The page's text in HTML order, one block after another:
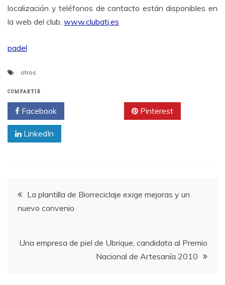
localización y teléfonos de contacto están disponibles en
la web del club, www.clubatj.es
padel
otros
COMPARTIR
Facebook Pinterest
LinkedIn
Navegación
de
entradas
La plantilla de Biorreciclaje exige mejoras y un
nuevo convenio
Una empresa de piel de Ubrique, candidata al Premio
Nacional de Artesanía 2010